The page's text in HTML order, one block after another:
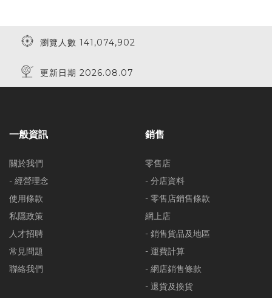
瀏覽人數 141,074,902
更新日期 2026.08.07
一般資訊
關於我們
- 經營理念
使用條款
私隱政策
人才招聘
常見問題
聯絡我們
銷售
零售店
- 分店資料
- 零售店銷售條款
網上店
- 銷售貨品及地區
- 運費計算
- 網店銷售條款
- 退貨及換貨